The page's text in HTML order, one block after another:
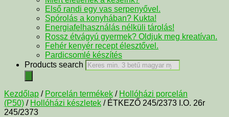
Első randi egy vas serpenyővel.
Spórolás a konyhában? Kukta!
Energiafelhasználás nélküli tárolás!
Rossz étvágyú gyermek? Oldjuk meg kreatívan.
Fehér kenyér recept élesztővel.
Pardicsomlé készítés
Products search
Kezdőlap / Porcelán termékek / Hollóházi porcelán
(P50) / Hollóházi készletek / ÉTKEZŐ 245/2373 I.O. 26r
245/2373